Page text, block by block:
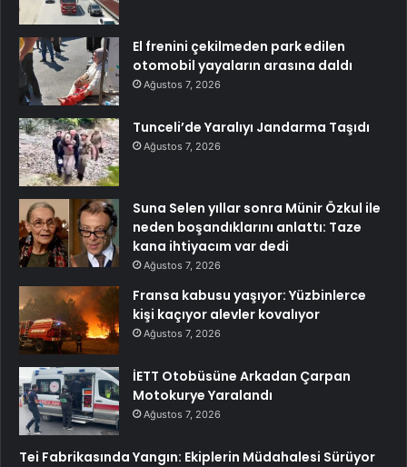
El frenini çekilmeden park edilen
otomobil yayaların arasına daldı
Ağustos 7, 2026
Tunceli’de Yaralıyı Jandarma Taşıdı
Ağustos 7, 2026
Suna Selen yıllar sonra Münir Özkul ile
neden boşandıklarını anlattı: Taze
kana ihtiyacım var dedi
Ağustos 7, 2026
Fransa kabusu yaşıyor: Yüzbinlerce
kişi kaçıyor alevler kovalıyor
Ağustos 7, 2026
İETT Otobüsüne Arkadan Çarpan
Motokurye Yaralandı
Ağustos 7, 2026
Tei Fabrikasında Yangın: Ekiplerin Müdahalesi Sürüyor